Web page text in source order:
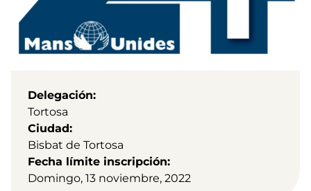
Delegación
Tortosa
Ciudad
Bisbat de Tortosa
Fecha límite inscripción
Domingo, 13 noviembre, 2022